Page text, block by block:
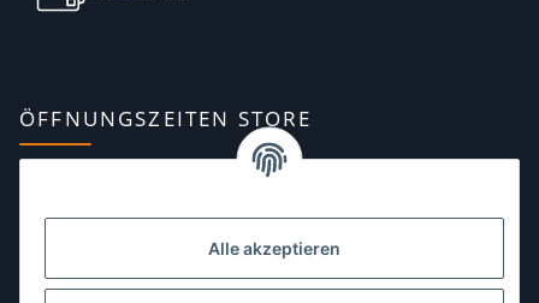
Alle akzeptieren
ÖFFNUNGSZEITEN STORE
10:00–13:00, 14:00–18:00 Uhr
Dienstag:10:00–13:00, 14:00–16:00 Uhr